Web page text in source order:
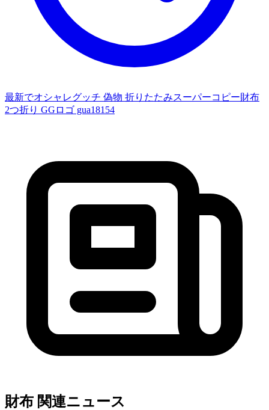
最新でオシャレグッチ 偽物 折りたたみスーパーコピー財布
2つ折り GGロゴ gua18154
財布 関連ニュース